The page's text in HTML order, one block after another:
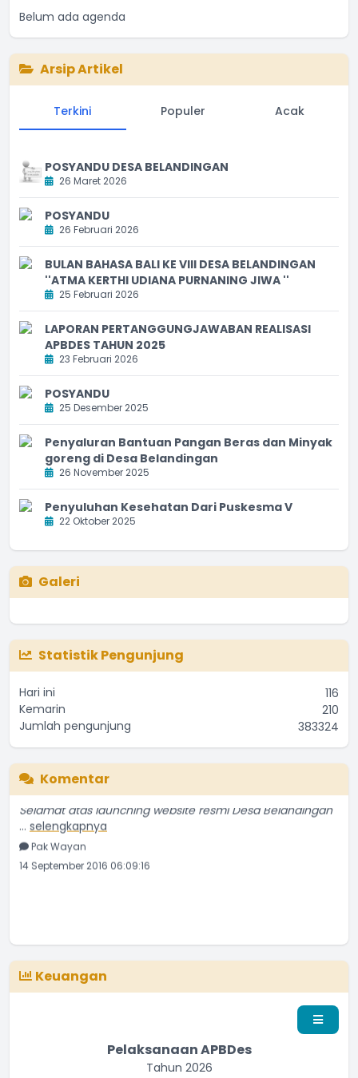
Belum ada agenda
Arsip Artikel
Terkini Populer Acak
POSYANDU DESA BELANDINGAN
26 Maret 2026
POSYANDU
26 Februari 2026
BULAN BAHASA BALI KE VIII DESA BELANDINGAN
''ATMA KERTHI UDIANA PURNANING JIWA ''
25 Februari 2026
LAPORAN PERTANGGUNGJAWABAN REALISASI
APBDES TAHUN 2025
23 Februari 2026
POSYANDU
25 Desember 2025
Penyaluran Bantuan Pangan Beras dan Minyak
goreng di Desa Belandingan
26 November 2025
Penyuluhan Kesehatan Dari Puskesma V
22 Oktober 2025
Galeri
Statistik Pengunjung
Hari ini
116
Kemarin
210
Jumlah pengunjung
383324
Komentar
...selengkapnya
Keuangan
Pelaksanaan APBDes
Tahun 2026